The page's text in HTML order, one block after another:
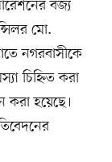
বর্জ্য
মো.
নগরবাসীকে
চিহ্নিত করা
করা হয়েছে।